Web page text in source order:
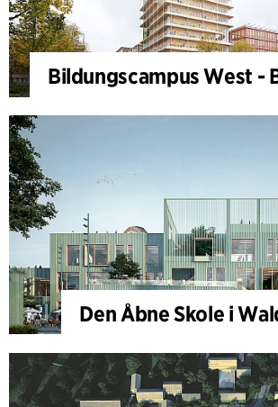
Bildungscampus West -
Den Åbne Skole i